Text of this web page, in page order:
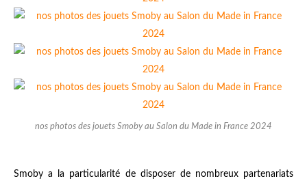
nos photos des jouets Smoby au Salon du Made in France 2024
​​​​​​Smoby a la particularité de disposer de nombreux partenariats